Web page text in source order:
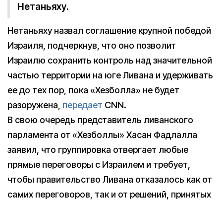
Нетаньяху.
Нетаньяху назвал соглашение крупной победой
Израиля, подчеркнув, что оно позволит
Израилю сохранить контроль над значительной
частью территории на юге Ливана и удерживать
ее до тех пор, пока «Хезболла» не будет
разоружена, передает CNN.
В свою очередь представитель ливанского
парламента от «Хезболлы» Хасан Фадлалла
заявил, что группировка отвергает любые
прямые переговоры с Израилем и требует,
чтобы правительство Ливана отказалось как от
самих переговоров, так и от решений, принятых